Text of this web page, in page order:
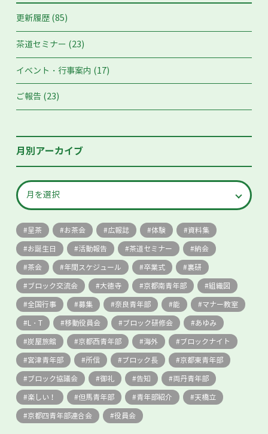
更新履歴(85)
茶道セミナー (23)
イベント・行事案内 (17)
ご報告(23)
月別アーカイブ
呈茶 お茶会 広報誌 体験 資料集
お誕生日 活動報告 茶道セミナー 納会
茶会 年間スケジュール 卒業式 裏研
ブロック交流会 大徳寺 京都南青年部 組織図
全国行事 募集 奈良青年部 能 マナー教室
L・T 移動役員会 ブロック研修会 あゆみ
炭屋旅館 京都西青年部 海外 ブロックナイト
宮津青年部 所信 ブロック長 京都東青年部
ブロック協議会 御礼 告知 両丹青年部
楽しい！ 但馬青年部 青年部紹介 天橋立
京都四青年部連合会 役員会